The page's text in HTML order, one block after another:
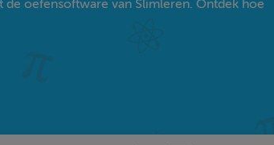
oefensoftware van Slimleren. Ontdek hoe